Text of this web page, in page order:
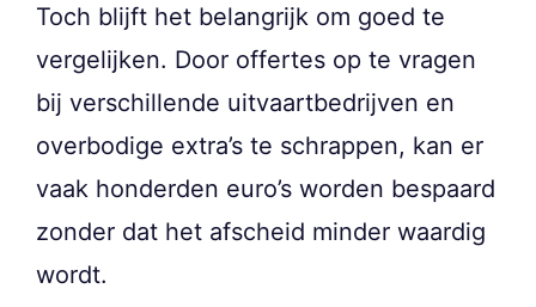
Toch blijft het belangrijk om goed te
vergelijken. Door offertes op te vragen
bij verschillende uitvaartbedrijven en
overbodige extra’s te schrappen, kan er
vaak honderden euro’s worden bespaard
zonder dat het afscheid minder waardig
wordt.